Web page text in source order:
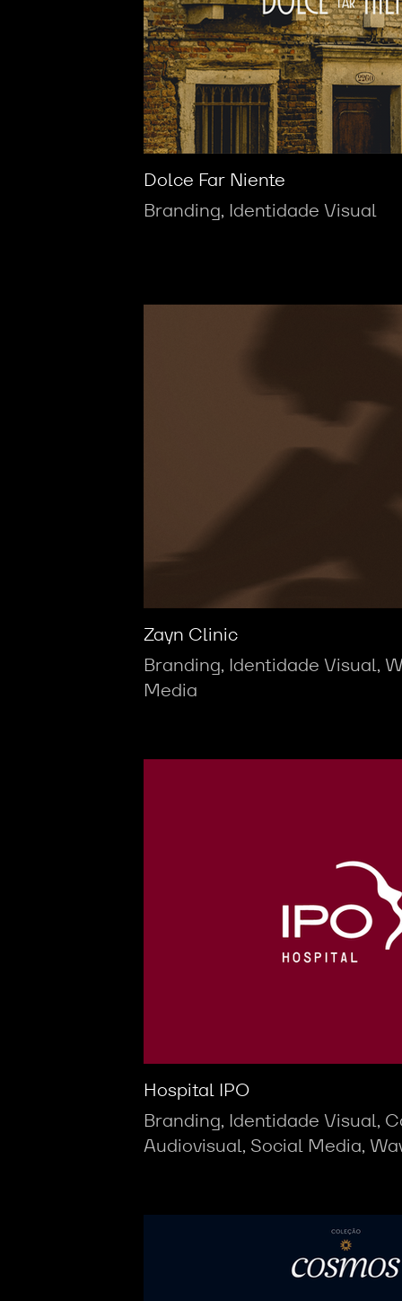
Dolce Far Niente
Branding, Identidade Visual
Zayn Clinic
Branding, Identidade Visual,
Media
Hospital IPO
Branding, Identidade Visual,
Audiovisual, Social Media,